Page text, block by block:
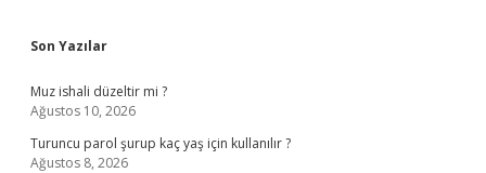
Sidebar
Son Yazılar
Muz ishali düzeltir mi ?
Ağustos 10, 2026
Turuncu parol şurup kaç yaş için kullanılır ?
Ağustos 8, 2026